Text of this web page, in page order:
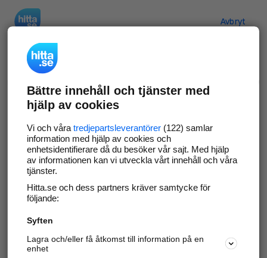
Avbryt
Verifiera ditt företag
Gör som 69 551företag
företagssida på hitta.se och syns bättre mot
kunder i ditt närområde. Helt kostnadsfritt.
Uppdatera din företagsinformation
Svara på och hantera dina omdömen
Bättre innehåll och tjänster med
hjälp av cookies
Vi och våra tredjepartsleverantörer(122) samlar
information med hjälp av cookies och
enhetsidentifierare då du besöker vår sajt. Med hjälp
av informationen kan vi utveckla vårt innehåll och våra
tjänster.
Hitta.se och dess partners kräver samtycke för
följande:
Syften
Lagra och/eller få åtkomst till information på en
enhet